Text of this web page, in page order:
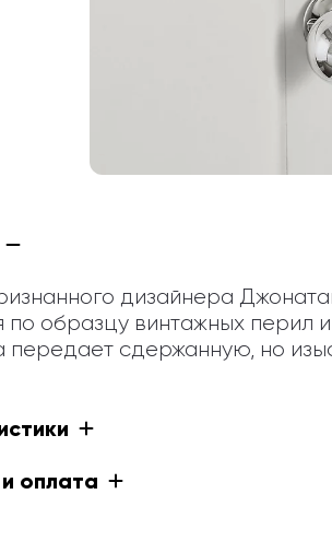
дизайнера
по образцу винтажных перил
передает сдержанную, но
оплата